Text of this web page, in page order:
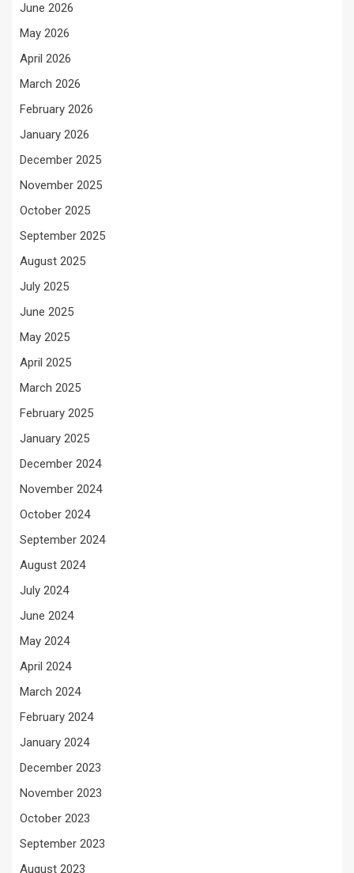
June 2026
May 2026
April 2026
March 2026
February 2026
January 2026
December 2025
November 2025
October 2025
September 2025
August 2025
July 2025
June 2025
May 2025
April 2025
March 2025
February 2025
January 2025
December 2024
November 2024
October 2024
September 2024
August 2024
July 2024
June 2024
May 2024
April 2024
March 2024
February 2024
January 2024
December 2023
November 2023
October 2023
September 2023
August 2023